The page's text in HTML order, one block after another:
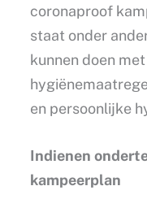
coronaproof
staat onder
kunnen doen
en persoonlijke
Indienen
kampeerplan